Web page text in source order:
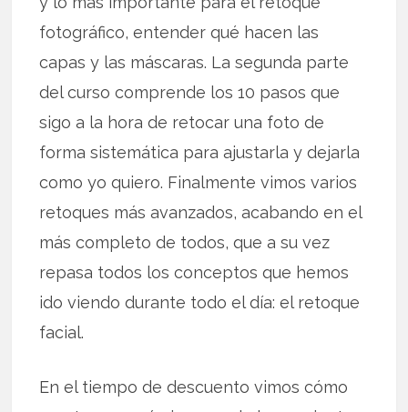
fotográfico, entender qué hacen las
capas y las máscaras. La segunda parte
del curso comprende los 10 pasos que
sigo a la hora de retocar una foto de
forma sistemática para ajustarla y dejarla
como yo quiero. Finalmente vimos varios
retoques más avanzados, acabando en el
más completo de todos, que a su vez
repasa todos los conceptos que hemos
ido viendo durante todo el día: el retoque
facial.
En el tiempo de descuento vimos cómo